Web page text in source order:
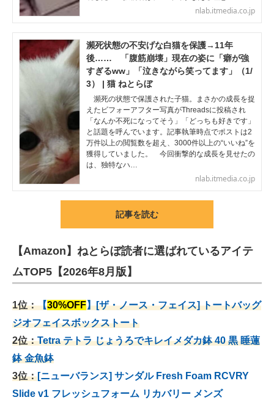
nlab.itmedia.co.jp
瀕死状態の不安げな白猫を保護→11年
後…… 「腹筋崩壊」現在の姿に「癖が強
すぎるww」「泣きながら笑ってます」（1/
3） | 猫 ねとらぼ
瀕死の状態で保護された子猫。まさかの成長を捉
えたビフォーアフター写真がThreadsに投稿され
「なんか不死になってそう」「どっちも好きです」
と話題を呼んでいます。記事執筆時点でポストは2
万件以上の閲覧数を超え、3000件以上の“いいね”を
獲得していました。 今回衝撃的な成長を見せたの
は、独特なハ…
nlab.itmedia.co.jp
記事を読む
【Amazon】ねとらぼ読者に選ばれているアイテ
ムTOP5【2026年8月版】
1位：【30%OFF】[ザ・ノース・フェイス] トートバッグ
ジオフェイスボックストート
2位：Tetra テトラ じょうろでキレイメダカ鉢 40 黒 睡蓮
鉢 金魚鉢
3位：[ニューバランス] サンダル Fresh Foam RCVRY
Slide v1 フレッシュフォーム リカバリー メンズ